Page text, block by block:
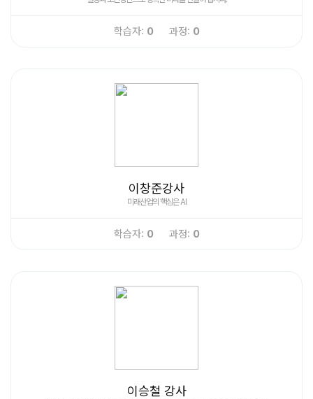
학습자: 0 과정: 0
이창준강사
미래산업의 핵심은 AI
학습자: 0 과정: 0
이승철 강사